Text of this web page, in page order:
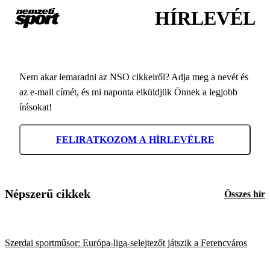
HÍRLEVÉL
Nem akar lemaradni az NSO cikkeiről? Adja meg a nevét és
az e-mail címét, és mi naponta elküldjük Önnek a legjobb
írásokat!
FELIRATKOZOM A HÍRLEVÉLRE
Népszerű cikkek Összes hír
Szerdai sportműsor: Európa-liga-selejtezőt játszik a Ferencváros